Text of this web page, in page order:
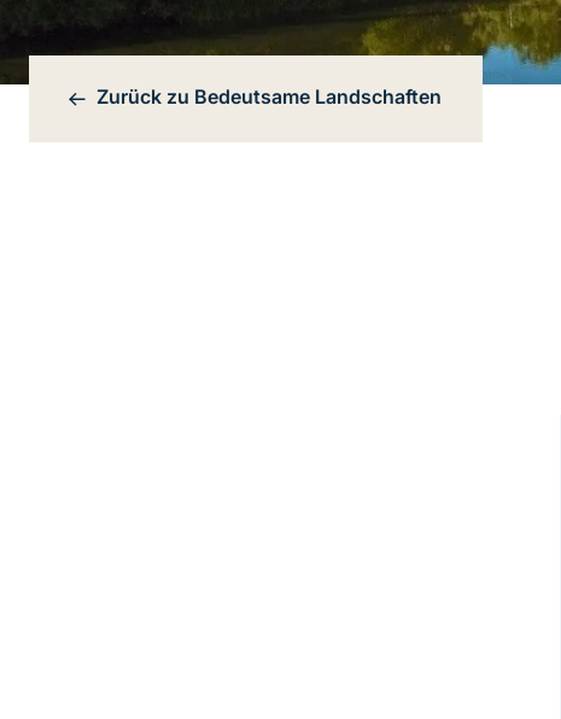
Bereichsnavigation
Zurück zu Bedeutsame Landschaften